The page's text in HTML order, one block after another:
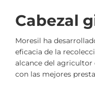
Cabezal
Moresil ha
eficacia de la
alcance del agricultor
con las mejores